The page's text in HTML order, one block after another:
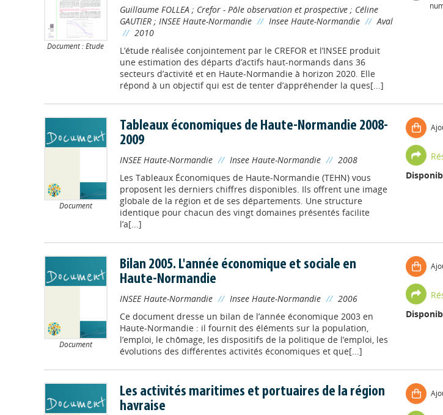
Document : Etude
Guillaume FOLLEA ; Crefor - Pôle observation et prospective; Céline
GAUTIER; INSEE Haute-Normandie // Insee Haute-Normandie // Aval
// 2010
L’étude réalisée conjointement par le CREFOR et l’INSEE produit
une estimation des départs d’actifs haut-normands dans 36
secteurs d’activité et en Haute-Normandie à horizon 2020. Elle
répond à un objectif qui est de tenter d’appréhender la ques[...]
Document
Tableaux économiques de Haute-Normandie 2008-
2009
INSEE Haute-Normandie // Insee Haute-Normandie // 2008
Les Tableaux Économiques de Haute-Normandie (TEHN) vous
proposent les derniers chiffres disponibles. Ils offrent une image
globale de la région et de ses départements. Une structure
identique pour chacun des vingt domaines présentés facilite
l’a[...]
Document
Bilan 2005. L'année économique et sociale en
Haute-Normandie
INSEE Haute-Normandie // Insee Haute-Normandie // 2006
Ce document dresse un bilan de l’année économique 2003 en
Haute-Normandie : il fournit des éléments sur la population,
l’emploi, le chômage, les dispositifs de la politique de l’emploi, les
évolutions des différentes activités économiques et que[...]
Les activités maritimes et portuaires de la région
havraise